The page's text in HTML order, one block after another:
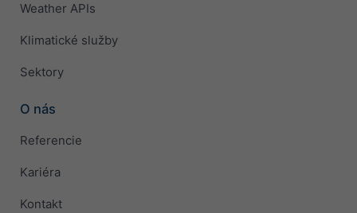
Weather APIs
Klimatické služby
Sektory
O nás
Referencie
Kariéra
Kontakt